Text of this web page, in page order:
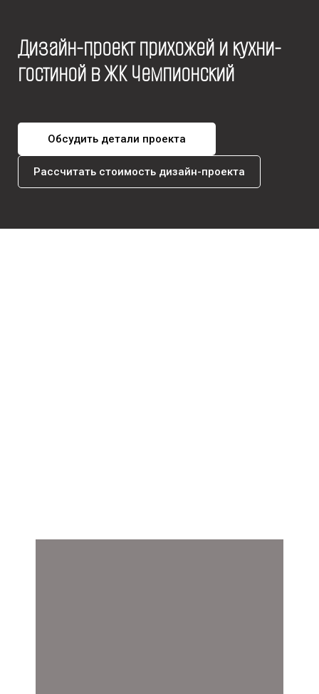
Дизайн-проект прихожей и кухни-
гостиной в ЖК Чемпионский
Обсудить детали проекта
Рассчитать стоимость дизайн-проекта